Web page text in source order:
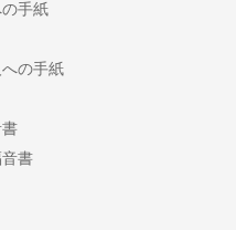
手紙
の手紙
書
音書